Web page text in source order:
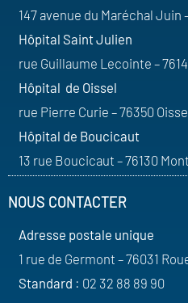
147 avenue du Maréchal Juin
Hôpital Saint Julien
rue Guillaume Lecointe –
Hôpital de Oissel
rue Pierre Curie – 76350
Hôpital de Boucicaut
13 rue Boucicaut – 76130
NOUS CONTACTER
Adresse postale unique
1 rue de Germont – 76031
Standard : 02 32 88 89 90